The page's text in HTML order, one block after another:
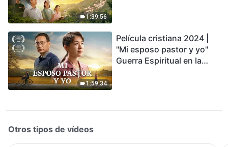
1:39:56
1:59:34
Película cristiana 2024 |
"Mi esposo pastor y yo"
Guerra Espiritual en la
Otros tipos de vídeos